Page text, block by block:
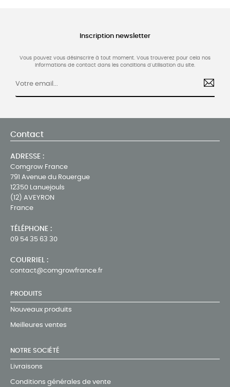
Inscription newsletter
Vous pouvez vous désinscrire à tout moment. Vous trouverez pour cela nos
informations de contact dans les conditions d'utilisation du site.
Contact
ADRESSE :
Comgrow France
791 Avenue du Rouergue
12350 Lanuejouls
(12) AVEYRON
France
TÉLÉPHONE :
09 54 35 63 30
COURRIEL :
contact@comgrowfrance.fr
PRODUITS
Nouveaux produits
Meilleures ventes
NOTRE SOCIÉTÉ
Livraisons
Conditions générales de vente